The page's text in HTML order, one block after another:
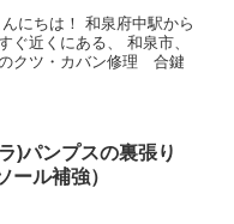
にちは！ 和泉府中駅から
ぐ近くにある、 和泉市、
クツ・カバン修理 合鍵
)パンプスの裏張り
ール補強）